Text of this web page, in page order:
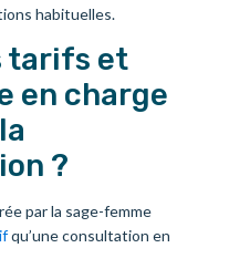
habituelles.
tarifs et
en charge
?
par la sage-femme
qu’une consultation en